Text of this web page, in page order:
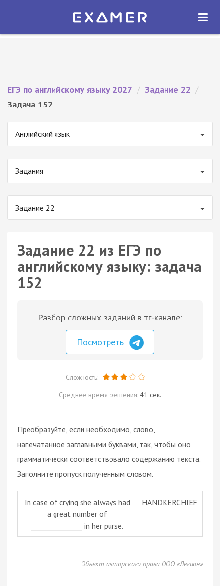
Экзамер — ЕГЭ 2027
ОТКРЫТЬ
ЕГЭ по английскому языку 2027 / Задание 22 /
Задача 152
Английский язык
Задания
Задание 22
Задание 22 из ЕГЭ по
английскому языку: задача
152
Разбор сложных заданий в тг-канале:
Посмотреть
Сложность:
Среднее время решения: 41 сек.
Преобразуйте, если необходимо, слово,
напечатанное заглавными буквами, так, чтобы оно
грамматически соответствовало содержанию текста.
Заполните пропуск полученным словом.
In case of crying she always had
a great number of
_______________ in her purse.
HANDKERCHIEF
Объект авторского права ООО «Легион»